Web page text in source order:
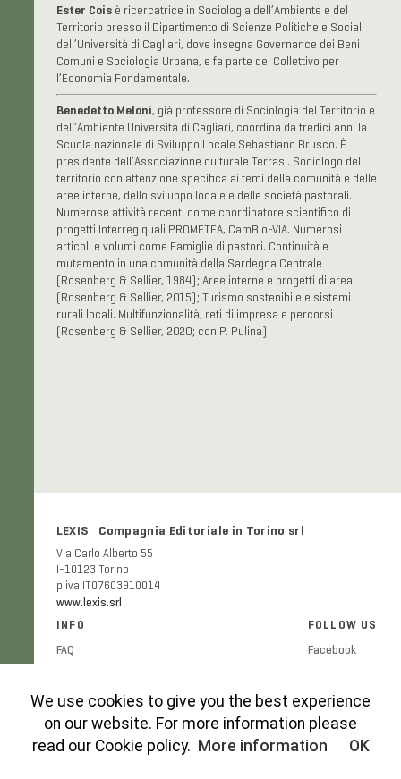
Ester Coisè ricercatrice in Sociologia dell’Ambiente e del
Territorio presso il Dipartimento di Scienze Politiche e Sociali
dell’Università di Cagliari, dove insegna Governance dei Beni
Comuni e Sociologia Urbana, e fa parte del Collettivo per
l’Economia Fondamentale.
Benedetto Meloni, già professore di Sociologia del Territorio e
dell’Ambiente Università di Cagliari, coordina da tredici anni la
Scuola nazionale di Sviluppo Locale Sebastiano Brusco. È
presidente dell’Associazione culturale Terras . Sociologo del
territorio con attenzione specifica ai temi della comunità e delle
aree interne, dello sviluppo locale e delle società pastorali.
Numerose attività recenti come coordinatore scientifico di
progetti Interreg quali PROMETEA, CamBio-VIA. Numerosi
articoli e volumi come Famiglie di pastori. Continuità e
mutamento in una comunità della Sardegna Centrale
(Rosenberg & Sellier, 1984); Aree interne e progetti di area
(Rosenberg & Sellier, 2015); Turismo sostenibile e sistemi
rurali locali. Multifunzionalità, reti di impresa e percorsi
(Rosenberg & Sellier, 2020; con P. Pulina)
LEXIS Compagnia Editoriale in Torino srl
Via Carlo Alberto 55
I-10123 Torino
p.iva IT07603910014
www.lexis.srl
INFO
FAQ
Publication ethics
Cookies Policy
FOLLOW US
Facebook
Instagram
We use cookies to give you the best experience
on our website. For more information please
read our Cookie policy. More information OK